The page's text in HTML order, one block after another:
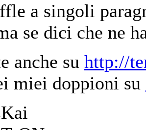
a singoli
se dici che ne
anche su http://
miei doppioni su